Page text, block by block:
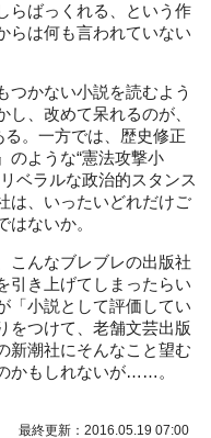
らばっくれる、という作
らは何も言われていない
かない小説を読むよう
、改めて呆れるのが、
る。一方では、歴史修正
のような“憲法攻撃小
ベラルな政治的スタンス
は、いったいどれだけご
ないか。
こんなブレブレの出版社
引き上げてしまったらい
「小説として評価してい
をつけて、老舗文芸出版
新潮社にそんなこと望む
かもしれないが……。
最終更新：2016.05.19 07:00